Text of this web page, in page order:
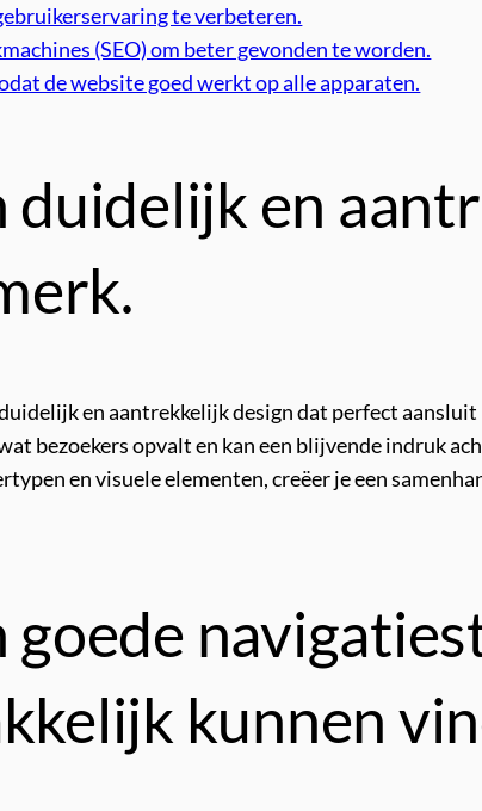
te verbeteren.
(SEO) om beter gevonden te worden.
de website goed werkt op alle apparaten.
duidelijk en
en aantrekkelijk design dat perfect
bezoekers opvalt en kan een blijvende indruk
en visuele elementen, creëer je een
goede
kunnen